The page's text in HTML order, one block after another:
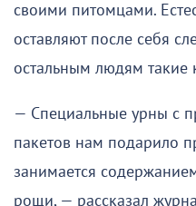
своими питомцами.
оставляют после себя
остальным людям такие
— Специальные урны с
пакетов нам подарило
занимается
рощи, — рассказал